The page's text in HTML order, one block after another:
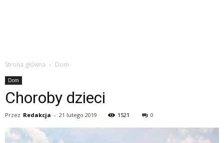
Strona główna Dom
Dom
Choroby dzieci
Przez Redakcja - 21 lutego 2019 1521 0